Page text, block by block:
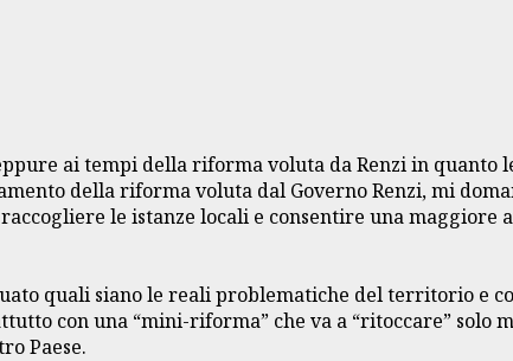
ai tempi della riforma voluta da Renzi in
della riforma voluta dal Governo Renzi, mi
le istanze locali e consentire una maggiore
quali siano le reali problematiche del territorio e
con una “mini-riforma” che va a “ritoccare” solo
Paese.